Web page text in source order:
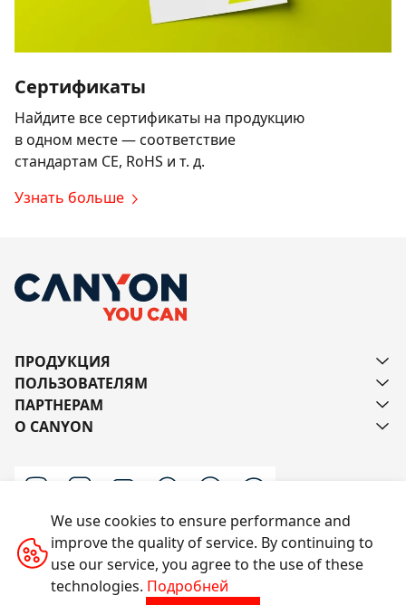
Сертификаты
Найдите все сертификаты на продукцию
в одном месте — соответствие
стандартам CE, RoHS и т. д.
Узнать больше
ПРОДУКЦИЯ
ПОЛЬЗОВАТЕЛЯМ
ПАРТНЕРАМ
О CANYON
Напишите нам
We use cookies to ensure performance and
improve the quality of service. By continuing to
use our service, you agree to the use of these
technologies. Подробней